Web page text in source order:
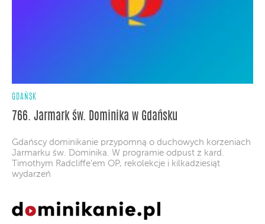
GDAŃSK
766. Jarmark św. Dominika w Gdańsku
Gdańscy dominikanie przypomną o duchowych korzeniach
Jarmarku św. Dominika. W programie odpust z kard.
Timothym Radcliffe'em OP, rekolekcje i kilkadziesiąt
wydarzeń